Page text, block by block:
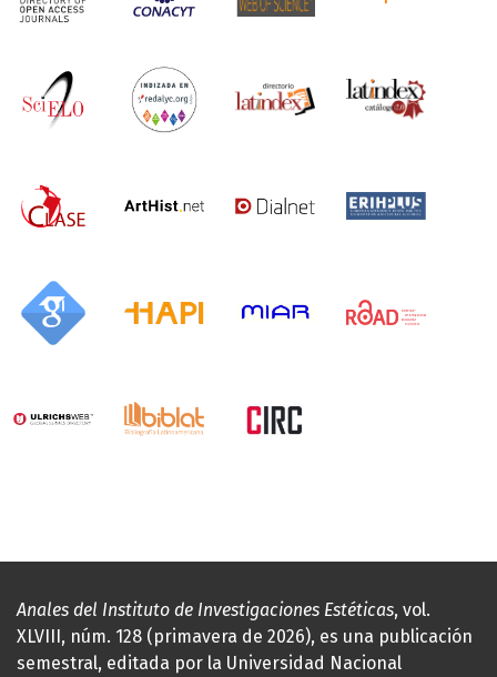
Anales del Instituto de Investigaciones Estéticas, vol.
XLVIII, núm. 128 (primavera de 2026), es una publicación
semestral, editada por la Universidad Nacional